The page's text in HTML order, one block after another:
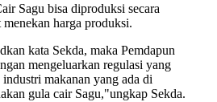
Sagu bisa diproduksi secara
menekan harga produksi.
kata Sekda, maka Pemdapun
mengeluarkan regulasi yang
makanan yang ada di
gula cair Sagu,"ungkap Sekda.